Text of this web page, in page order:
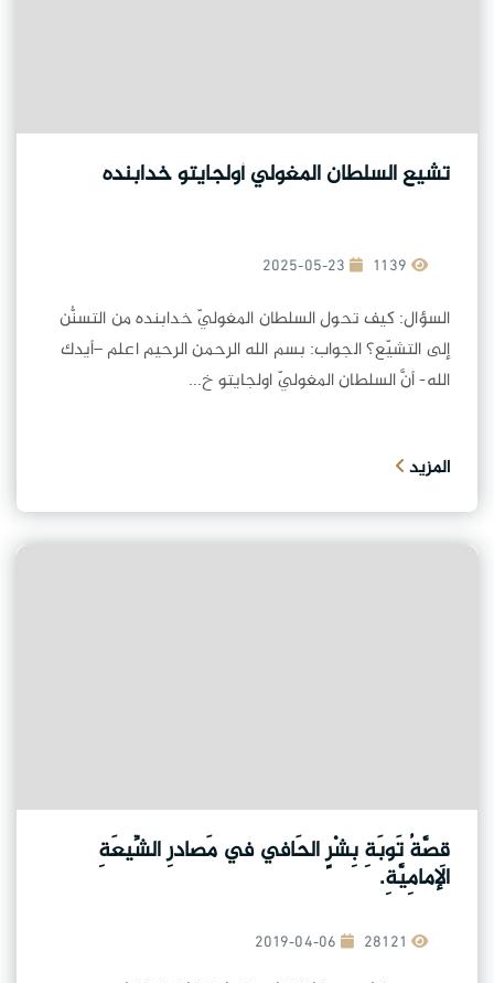
تشيع السلطان المغولي أولجايتو خدابنده
2025-05-23
السؤال: كيف تحول السلطان المغوليّ خدابنده من التسنُّن
إلى التشيّع؟ الجواب: بسم الله الرحمن الرحيم اعلم –أيدك
الله- أنَّ السلطان المغوليّ اولجايتو خ...
المزيد
قِصَّةُ تَوبَةِ بِشْرٍ الحَافي في مَصادرِ الشِّيعَةِ
الإمامِيَّةِ.
2019-04-06